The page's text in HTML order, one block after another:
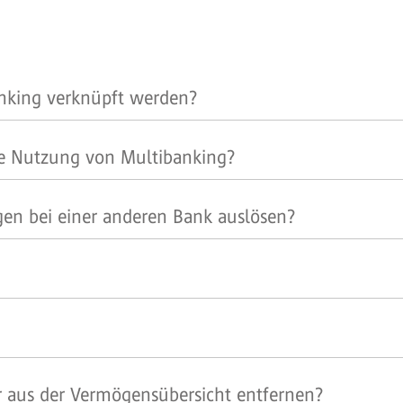
verknüpft werden?
Nutzung von Multibanking?
bei einer anderen Bank auslösen?
der Vermögensübersicht entfernen?